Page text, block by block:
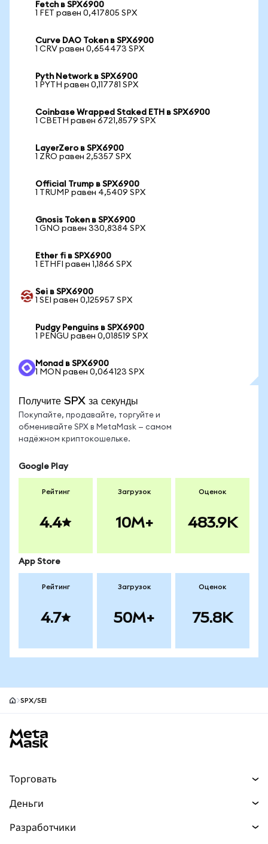
Fetch в SPX6900
1 FET равен 0,417805 SPX
Curve DAO Token в SPX6900
1 CRV равен 0,654473 SPX
Pyth Network в SPX6900
1 PYTH равен 0,117781 SPX
Coinbase Wrapped Staked ETH в SPX6900
1 CBETH равен 6721,8579 SPX
LayerZero в SPX6900
1 ZRO равен 2,5357 SPX
Official Trump в SPX6900
1 TRUMP равен 4,5409 SPX
Gnosis Token в SPX6900
1 GNO равен 330,8384 SPX
Ether fi в SPX6900
1 ETHFI равен 1,1866 SPX
Sei в SPX6900
1 SEI равен 0,125957 SPX
Pudgy Penguins в SPX6900
1 PENGU равен 0,018519 SPX
Monad в SPX6900
1 MON равен 0,064123 SPX
Получите SPX за секунды
Покупайте, продавайте, торгуйте и
обменивайте SPX в MetaMask — самом
надёжном криптокошельке.
Google Play
Рейтинг
4.4
Загрузок
10M+
Оценок
483.9K
App Store
Рейтинг
4.7
Загрузок
50M+
Оценок
75.8K
SPX/SEI
Торговать
Прогнозы
Деньги
Разработчики